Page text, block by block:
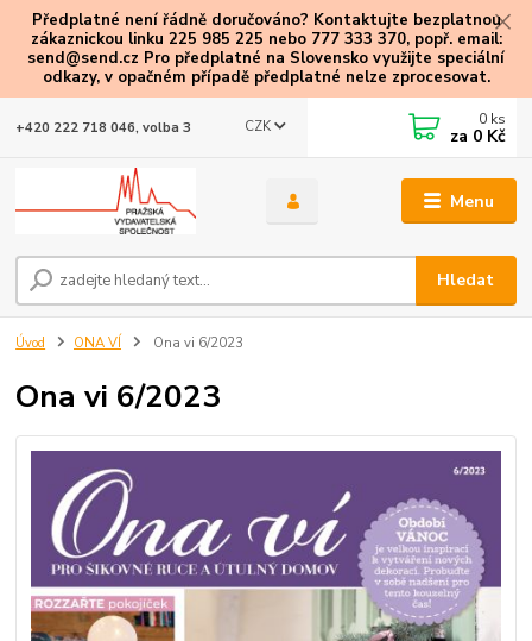
Předplatné není řádně doručováno? Kontaktujte bezplatnou
zákaznickou linku 225 985 225 nebo 777 333 370, popř. email:
send@send.cz Pro předplatné na Slovensko využijte speciální
odkazy, v opačném případě předplatné nelze zprocesovat.
Menu
CZK
Hledat
+420 222 718 046, volba 3 0 ks
za 0 Kč
Úvod ONA VÍ Ona vi 6/2023
Ona vi 6/2023